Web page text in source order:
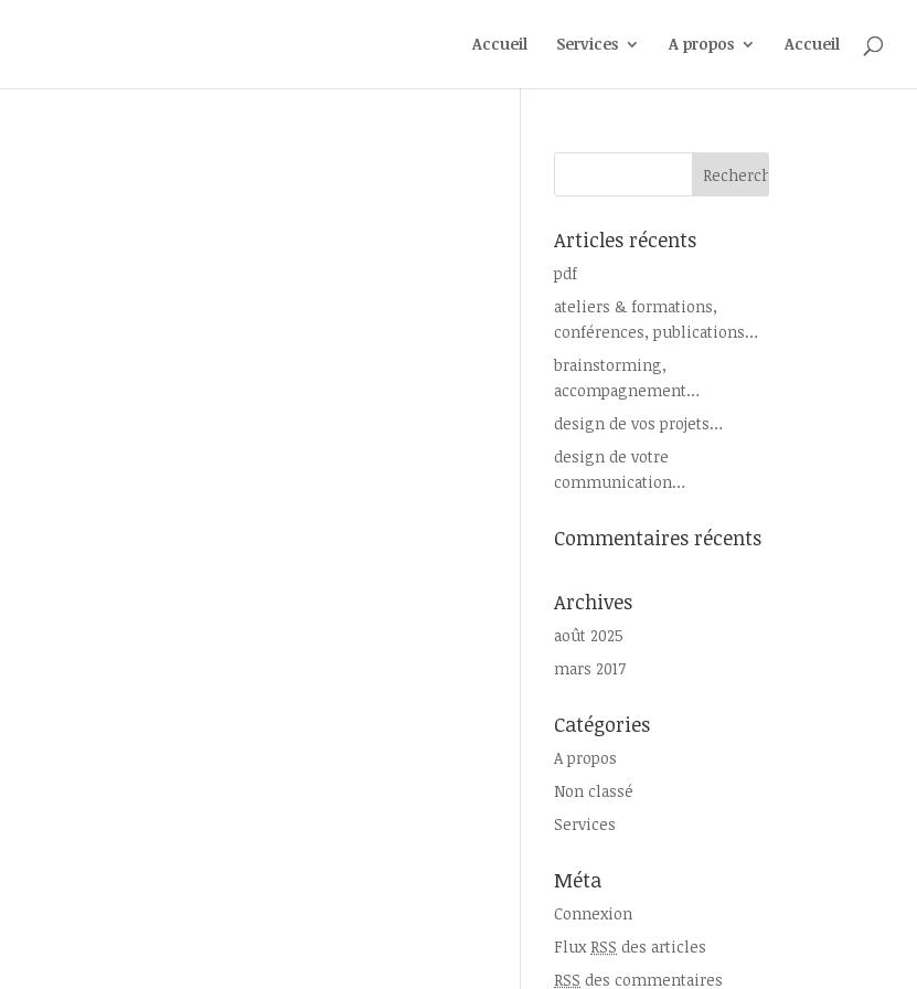
Accueil Services A propos Accueil
Articles récents
pdf
ateliers & formations,
conférences, publications…
brainstorming,
accompagnement…
design de vos projets…
design de votre
communication…
Commentaires récents
Archives
août 2025
mars 2017
Catégories
A propos
Non classé
Services
Méta
Connexion
Flux RSS des articles
RSS des commentaires